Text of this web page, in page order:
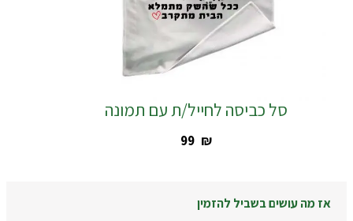
סל כביסה לחייל/ת עם תמונה
‎99 ₪
אז מה עושים בשביל להזמין